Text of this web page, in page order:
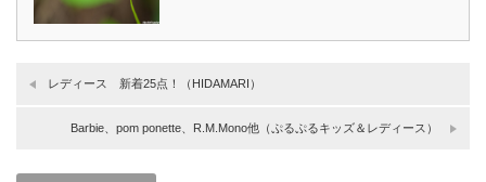
レディース 新着25点！（HIDAMARI）
Barbie、pom ponette、R.M.Mono他（ぷるぷるキッズ＆レディース）